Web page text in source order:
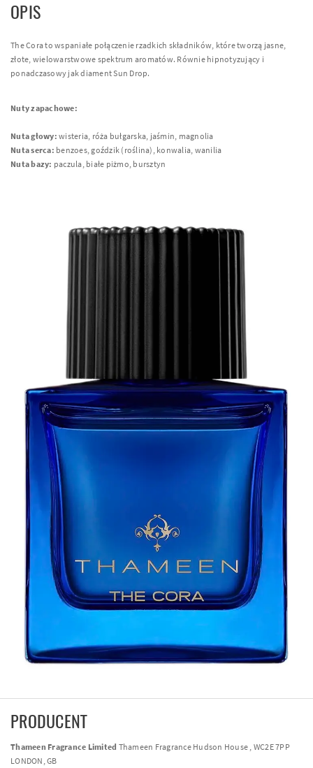
OPIS
The Cora to wspaniałe połączenie rzadkich składników, które tworzą jasne,
złote, wielowarstwowe spektrum aromatów. Równie hipnotyzujący i
ponadczasowy jak diament Sun Drop.
Nuty zapachowe:
Nuta głowy: wisteria, róża bułgarska, jaśmin, magnolia
Nuta serca: benzoes, goździk (roślina), konwalia, wanilia
Nuta bazy: paczula, białe piżmo, bursztyn
PRODUCENT
Thameen Fragrance Limited Thameen Fragrance Hudson House , WC2E 7PP
LONDON, GB